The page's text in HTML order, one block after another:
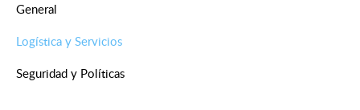
General
Logística y Servicios
Seguridad y Políticas